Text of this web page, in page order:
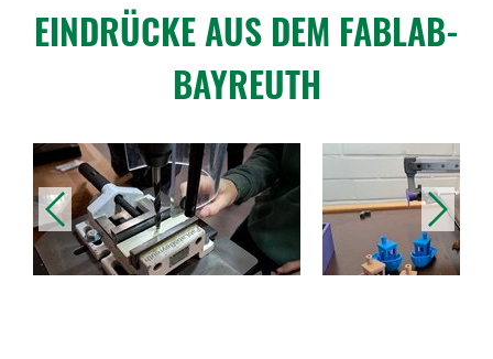
EINDRÜCKE AUS DEM FABLAB-
BAYREUTH
vorheriges nächstes